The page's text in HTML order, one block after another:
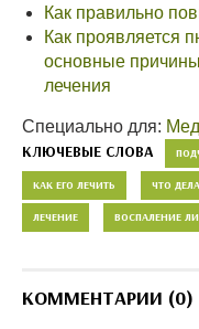
Как правильно
Как проявляется
основные
лечения
Специально для:
КЛЮЧЕВЫЕ СЛОВА
КАК ЕГО ЛЕЧИТЬ ЧТО
ЛЕЧЕНИЕ ВОСПАЛЕНИЕ
КОММЕНТАРИИ (0)